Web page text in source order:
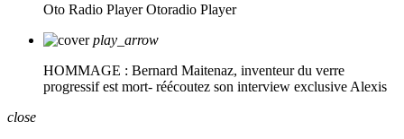
Oto Radio Player Otoradio Player
play_arrow
HOMMAGE : Bernard Maitenaz, inventeur du verre
progressif est mort- réécoutez son interview exclusive Alexis
close